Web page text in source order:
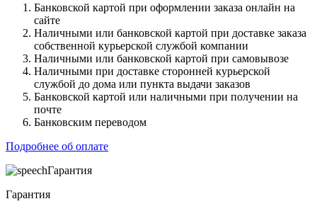
Банковской картой при оформлении заказа онлайн на
сайте
Наличными или банковской картой при доставке заказа
собственной курьерской службой компании
Наличными или банковской картой при самовывозе
Наличными при доставке сторонней курьерской
службой до дома или пункта выдачи заказов
Банковской картой или наличными при получении на
почте
Банковским переводом
Подробнее об оплате
Гарантия
Гарантия